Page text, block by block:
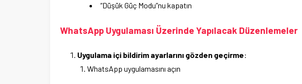
“Düşük Güç Modu”nu kapatın
WhatsApp Uygulaması Üzerinde Yapılacak Düzenlemeler
Uygulama içi bildirim ayarlarını gözden geçirme:
WhatsApp uygulamasını açın